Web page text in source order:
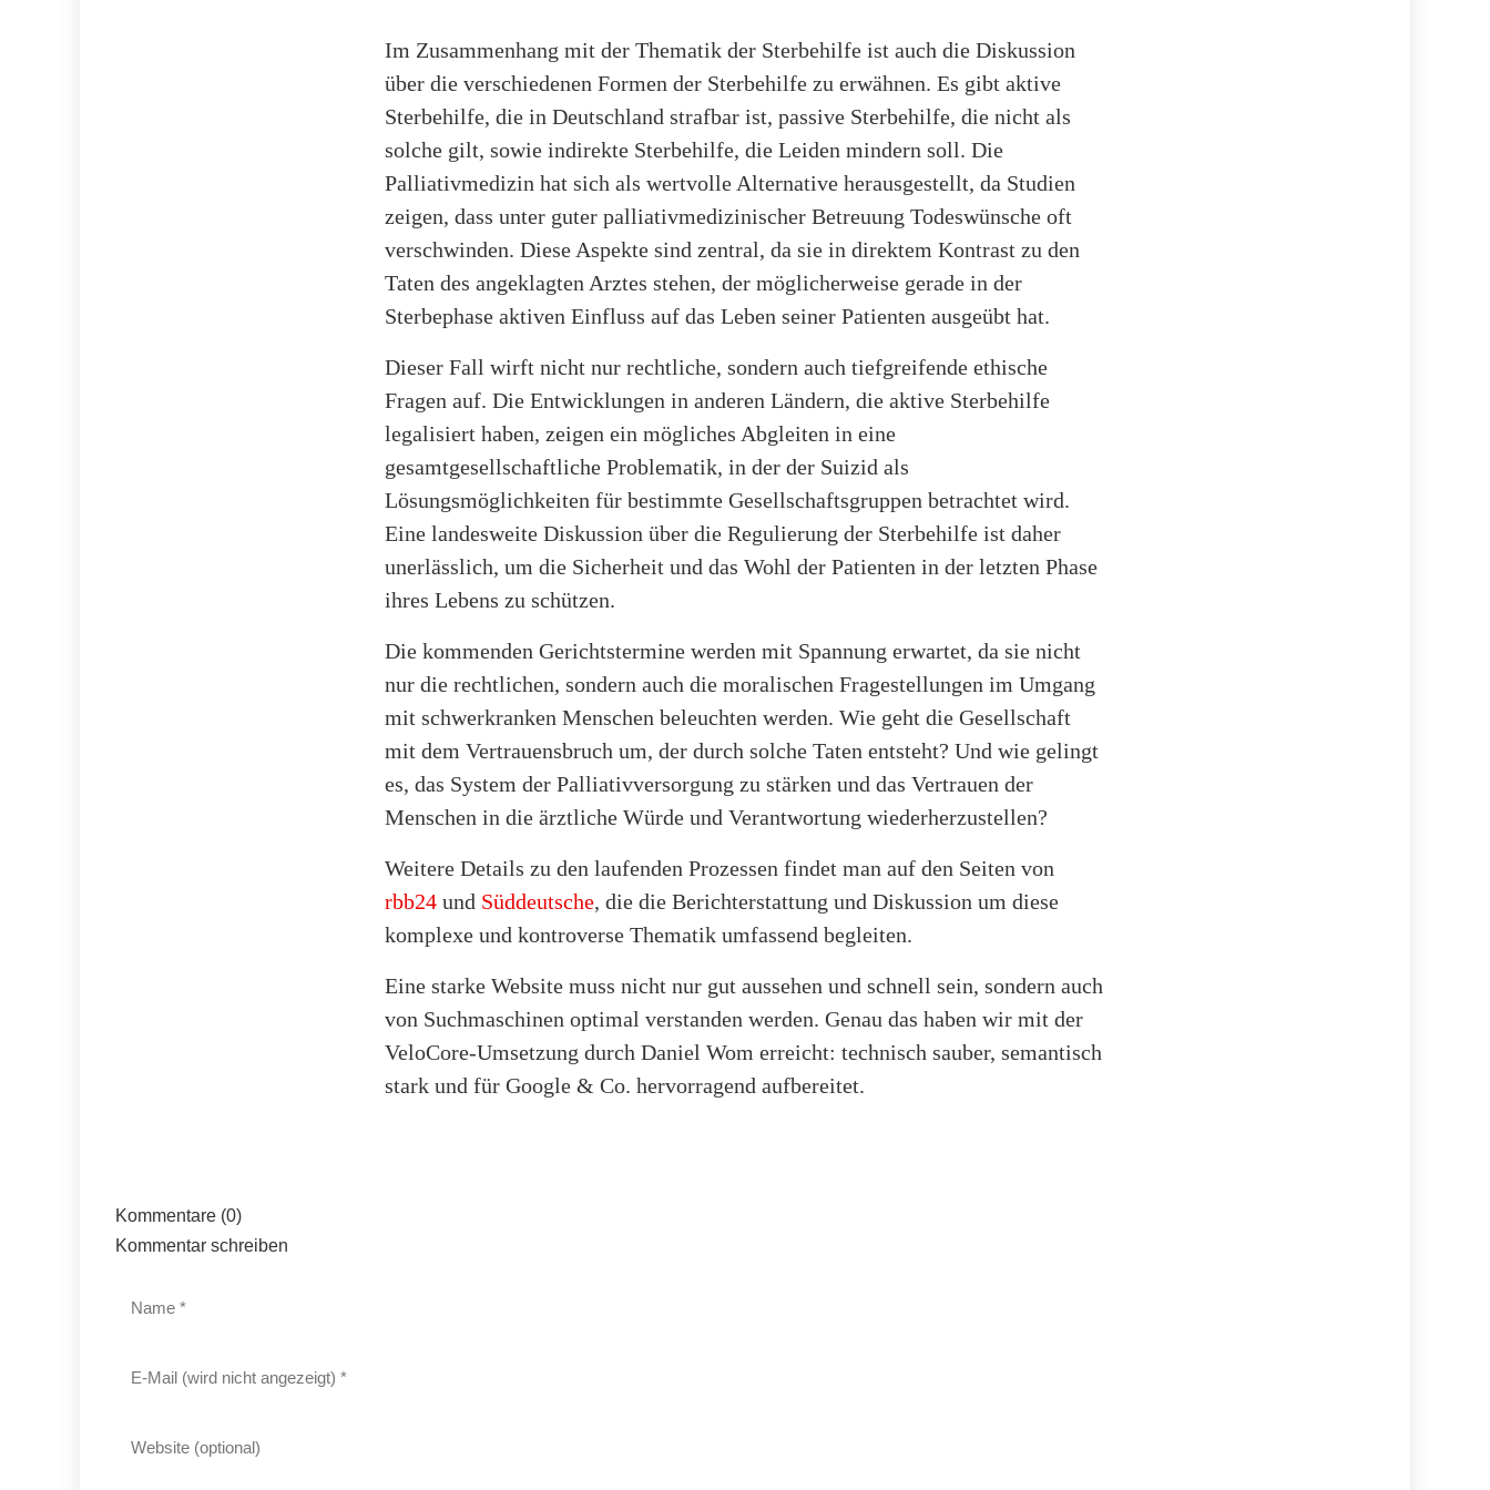
Im Zusammenhang mit der Thematik der Sterbehilfe ist auch die Diskussion
über die verschiedenen Formen der Sterbehilfe zu erwähnen. Es gibt aktive
Sterbehilfe, die in Deutschland strafbar ist, passive Sterbehilfe, die nicht als
solche gilt, sowie indirekte Sterbehilfe, die Leiden mindern soll. Die
Palliativmedizin hat sich als wertvolle Alternative herausgestellt, da Studien
zeigen, dass unter guter palliativmedizinischer Betreuung Todeswünsche oft
verschwinden. Diese Aspekte sind zentral, da sie in direktem Kontrast zu den
Taten des angeklagten Arztes stehen, der möglicherweise gerade in der
Sterbephase aktiven Einfluss auf das Leben seiner Patienten ausgeübt hat.
Dieser Fall wirft nicht nur rechtliche, sondern auch tiefgreifende ethische
Fragen auf. Die Entwicklungen in anderen Ländern, die aktive Sterbehilfe
legalisiert haben, zeigen ein mögliches Abgleiten in eine
gesamtgesellschaftliche Problematik, in der der Suizid als
Lösungsmöglichkeiten für bestimmte Gesellschaftsgruppen betrachtet wird.
Eine landesweite Diskussion über die Regulierung der Sterbehilfe ist daher
unerlässlich, um die Sicherheit und das Wohl der Patienten in der letzten Phase
ihres Lebens zu schützen.
Die kommenden Gerichtstermine werden mit Spannung erwartet, da sie nicht
nur die rechtlichen, sondern auch die moralischen Fragestellungen im Umgang
mit schwerkranken Menschen beleuchten werden. Wie geht die Gesellschaft
mit dem Vertrauensbruch um, der durch solche Taten entsteht? Und wie gelingt
es, das System der Palliativversorgung zu stärken und das Vertrauen der
Menschen in die ärztliche Würde und Verantwortung wiederherzustellen?
Weitere Details zu den laufenden Prozessen findet man auf den Seiten von
rbb24 und Süddeutsche, die die Berichterstattung und Diskussion um diese
komplexe und kontroverse Thematik umfassend begleiten.
Eine starke Website muss nicht nur gut aussehen und schnell sein, sondern auch
von Suchmaschinen optimal verstanden werden. Genau das haben wir mit der
VeloCore-Umsetzung durch Daniel Wom erreicht: technisch sauber, semantisch
stark und für Google & Co. hervorragend aufbereitet.
Kommentare (0)
Kommentar schreiben